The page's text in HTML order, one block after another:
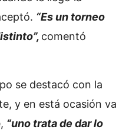
“Es un torneo
comentó
se destacó con la
y en está ocasión va
“uno trata de dar lo